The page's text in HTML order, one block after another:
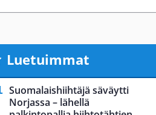
Luetuimmat
Suomalaishiihtäjä säväytti
Norjassa – lähellä